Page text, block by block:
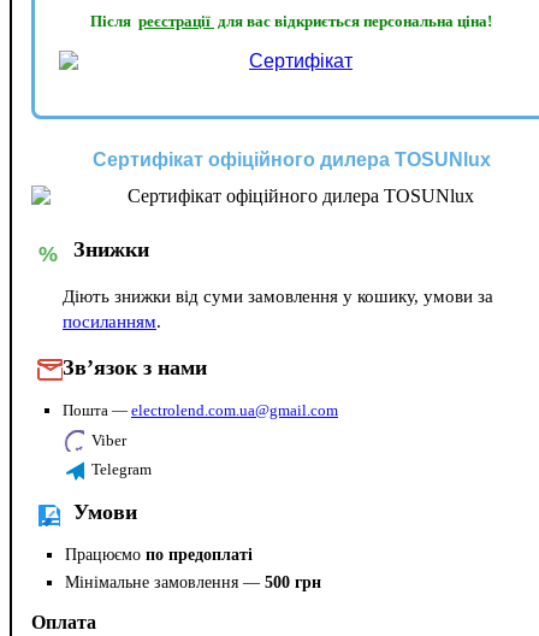
Після реєстрації для вас відкриється персональна ціна!
Сертифікат офіційного дилера TOSUNlux
% Знижки
Діють знижки від суми замовлення у кошику, умови за
посиланням.
Зв’язок з нами
Пошта — electrolend.com.ua@gmail.com
Viber
Telegram
Умови
Працюємо по предоплаті
Мінімальне замовлення — 500 грн
Оплата